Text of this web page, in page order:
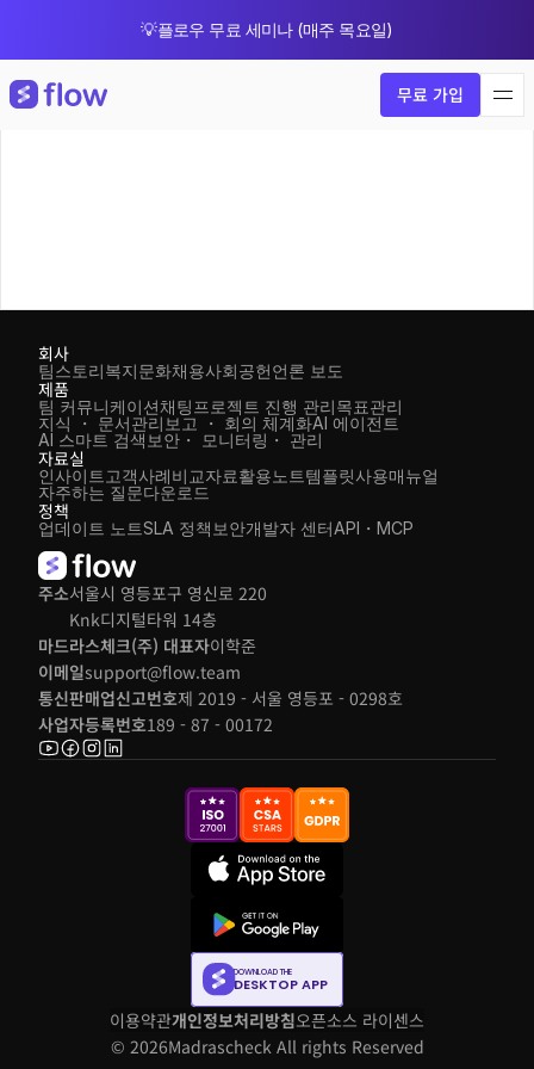
💡플로우 무료 세미나 (매주 목요일)
무료 가입
주소서울시 영등포구 영신로 220
Knk디지털타워 14층
마드라스체크(주) 대표자이학준
이메일support@flow.team
통신판매업신고번호제 2019 - 서울 영등포 - 0298호
사업자등록번호189 - 87 - 00172
회사
팀스토리복지문화채용사회공헌언론 보도
제품
팀 커뮤니케이션채팅 프로젝트 진행 관리목표관리
지식 ・ 문서관리 보고 ・ 회의 체계화
AI 스마트 검색
AI 에이전트
보안・ 모니터링・ 관리
자료실
인사이트 고객사례비교자료활용노트템플릿사용매뉴얼
자주하는 질문다운로드
정책
업데이트 노트SLA 정책 보안개발자 센터API・MCP
DOWNLOAD THE
DESKTOP APP
이용약관개인정보처리방침오픈소스 라이센스
© 2026Madrascheck All rights Reserved